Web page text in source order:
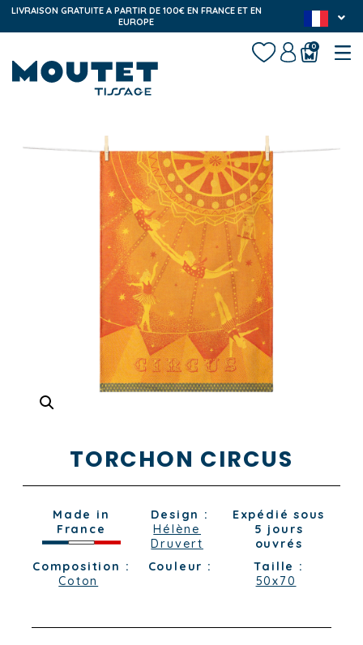
LIVRAISON GRATUITE A PARTIR DE 100€ EN FRANCE ET EN
EUROPE
0
TORCHON CIRCUS
Made in
France
Design :
Hélène
Druvert
Expédié sous
5 jours
ouvrés
Composition :
Coton
Couleur :
Taille :
50x70